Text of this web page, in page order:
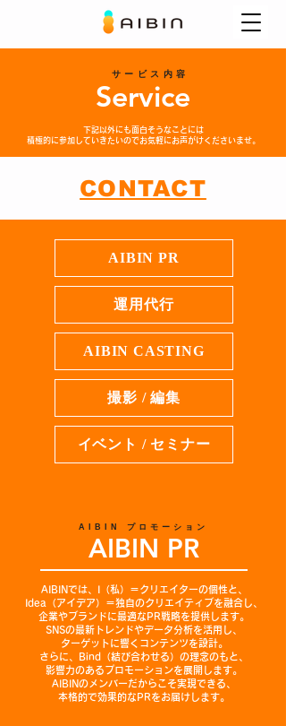
Service
サービス内容
下記以外にも面白そうなことには
​積極的に参加していきたいのでお気軽にお声がけくださいませ。
CONTACT
AIBIN PR
運用代行
AIBIN CASTING
撮影 / 編集
イベント / セミナー
AIBIN プロモーション
AIBIN PR
AIBINでは、I（私）＝クリエイターの個性と、
Idea（アイデア）＝独自のクリエイティブを融合し、
企業やブランドに最適なPR戦略を提供します。
SNSの最新トレンドやデータ分析を活用し、
ターゲットに響くコンテンツを設計。
さらに、Bind（結び合わせる）の理念のもと、
影響力のあるプロモーションを展開します。
AIBINのメンバーだからこそ実現できる、
本格的で効果的なPRをお届けします。